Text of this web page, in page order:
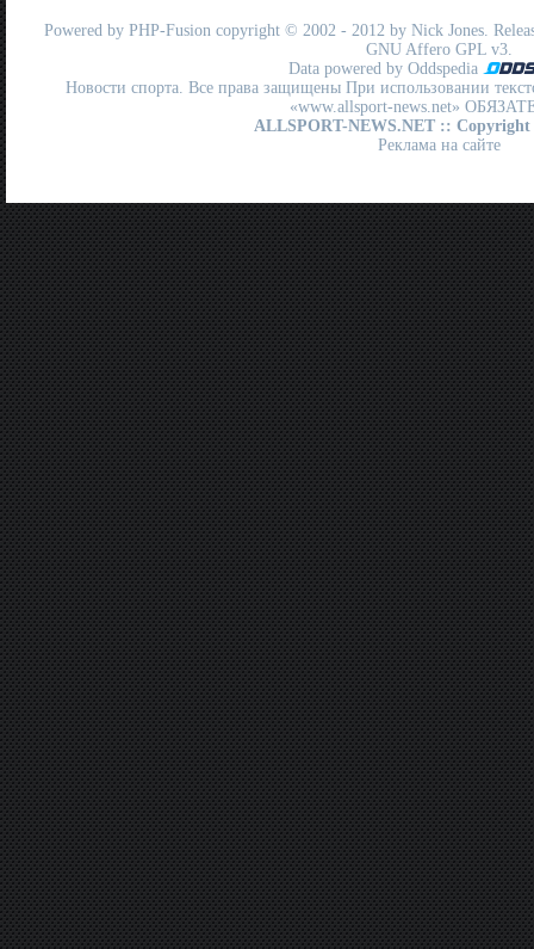
Powered by PHP-Fusion copyright © 2002 - 2012 by Nick Jones.
GNU Affero GPL v3.
Data powered by Oddspedia
Новости спорта. Все права защищены При использовании
«www.allsport-news.net»
ALLSPORT-NEWS.NET :: Copyright
Реклама на сайте